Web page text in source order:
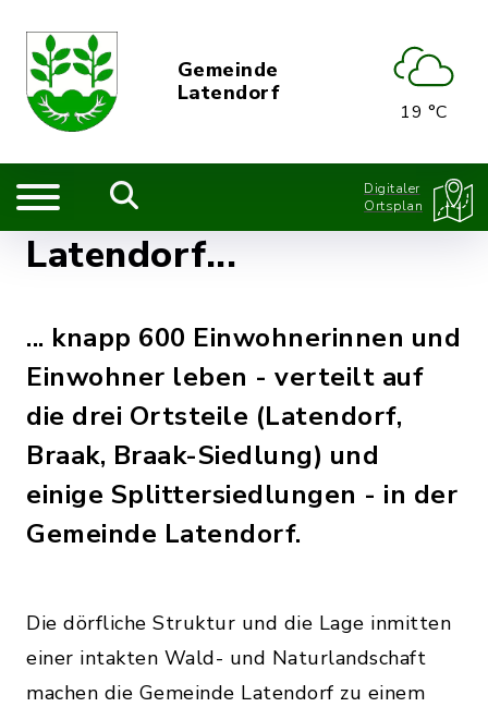
Gemeinde
Latendorf
19 °C
Digitaler
Ortsplan
Latendorf...
... knapp 600 Einwohnerinnen und
Einwohner leben - verteilt auf
die drei Ortsteile (Latendorf,
Braak, Braak-Siedlung) und
einige Splittersiedlungen - in der
Gemeinde Latendorf.
Die dörfliche Struktur und die Lage inmitten
einer intakten Wald- und Naturlandschaft
machen die Gemeinde Latendorf zu einem